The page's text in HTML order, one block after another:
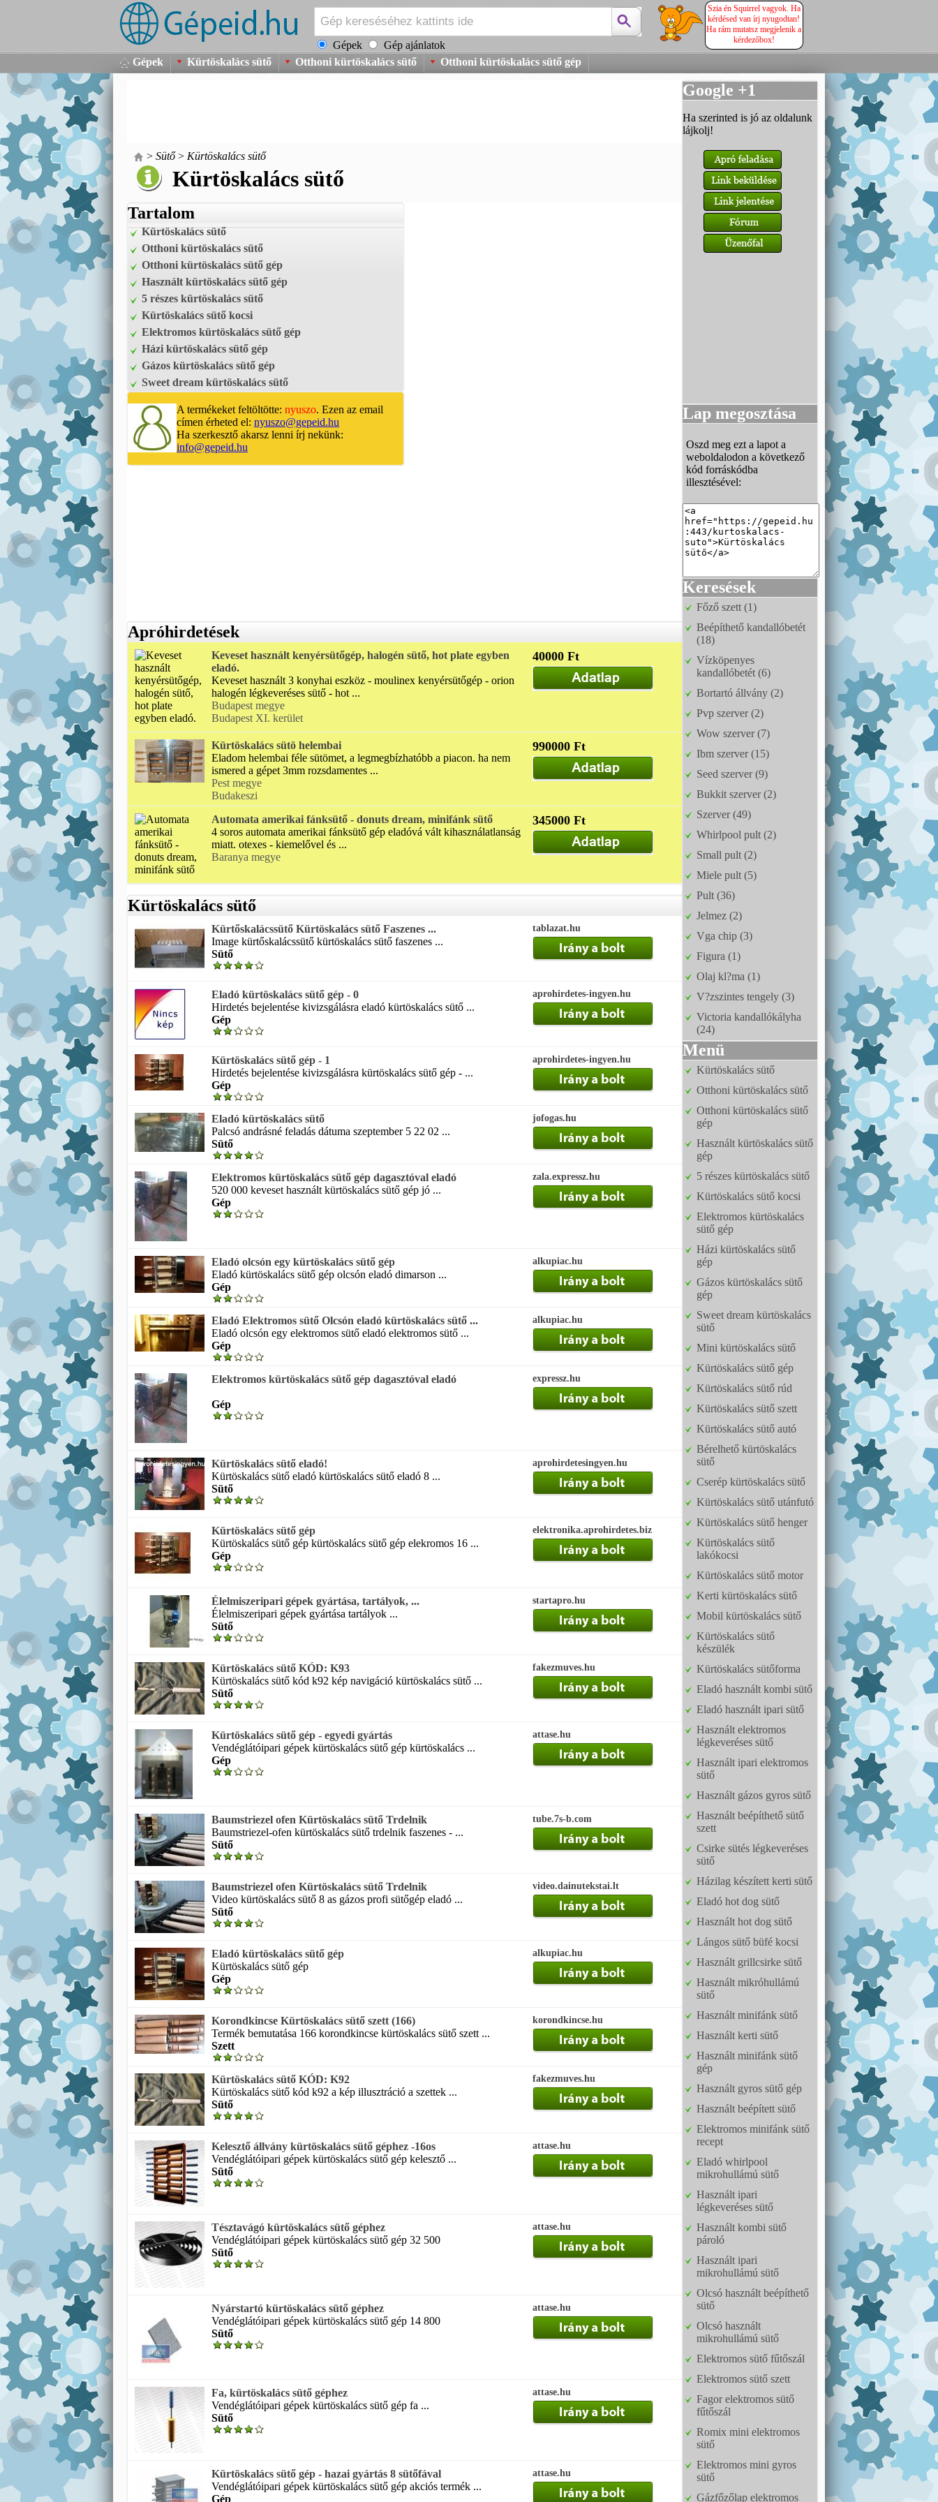
Gépek Gép ajánlatok
Szia én Squirrel vagyok. Ha
kérdésed van írj nyugodtan!
Ha rám mutatsz megjelenik a
kérdezőbox!
Gépek Kürtöskalács sütő Otthoni kürtöskalács sütő Otthoni kürtöskalács sütő gép
> Sütő> Kürtöskalács sütő
Kürtöskalács sütő
Tartalom
Kürtöskalács sütő
Otthoni kürtöskalács sütő
Otthoni kürtöskalács sütő gép
Használt kürtöskalács sütő gép
5 részes kürtöskalács sütő
Kürtöskalács sütő kocsi
Elektromos kürtöskalács sütő gép
Házi kürtöskalács sütő gép
Gázos kürtöskalács sütő gép
Sweet dream kürtöskalács sütő
A termékeket feltöltötte: nyuszo. Ezen az email
címen érheted el: nyuszo@gepeid.hu
Ha szerkesztő akarsz lenni írj nekünk:
info@gepeid.hu
Apróhirdetések
Keveset használt kenyérsütőgép, halogén sütő, hot plate egyben
eladó.
Keveset használt 3 konyhai eszköz - moulinex kenyérsütőgép - orion
halogén légkeveréses sütő - hot ...
Budapest megye
Budapest XI. kerület
40000 Ft
Kürtöskalács sütö helembai
Eladom helembai féle sütömet, a legmegbízhatóbb a piacon. ha nem
ismered a gépet 3mm rozsdamentes ...
Pest megye
Budakeszi
990000 Ft
Automata amerikai fánksütő - donuts dream, minifánk sütő
4 soros automata amerikai fánksütő gép eladóvá vált kihasználatlanság
miatt. otexes - kiemelővel és ...
Baranya megye
345000 Ft
Kürtöskalács sütő
Kürtőskalácssütő Kürtöskalács sütő Faszenes ...
Image kürtőskalácssütő kürtöskalács sütő faszenes ...
Sütő
tablazat.hu
Eladó kürtöskalács sütő gép - 0
Hirdetés bejelentése kivizsgálásra eladó kürtöskalács sütő ...
Gép
aprohirdetes-ingyen.hu
Kürtöskalács sütő gép - 1
Hirdetés bejelentése kivizsgálásra kürtöskalács sütő gép - ...
Gép
aprohirdetes-ingyen.hu
Eladó kürtöskalács sütő
Palcsó andrásné feladás dátuma szeptember 5 22 02 ...
Sütő
jofogas.hu
Elektromos kürtöskalács sütő gép dagasztóval eladó
520 000 keveset használt kürtöskalács sütő gép jó ...
Gép
zala.expressz.hu
Eladó olcsón egy kürtöskalács sütő gép
Eladó kürtöskalács sütő gép olcsón eladó dimarson ...
Gép
alkupiac.hu
Eladó Elektromos sütő Olcsón eladó kürtöskalács sütő ...
Eladó olcsón egy elektromos sütő eladó elektromos sütő ...
Gép
alkupiac.hu
Elektromos kürtöskalács sütő gép dagasztóval eladó
Gép
expressz.hu
Kürtöskalács sütő eladó!
Kürtöskalács sütő eladó kürtöskalács sütő eladó 8 ...
Sütő
aprohirdetesingyen.hu
Kürtöskalács sütő gép
Kürtöskalács sütő gép kürtöskalács sütő gép elekromos 16 ...
Gép
elektronika.aprohirdetes.biz
Élelmiszeripari gépek gyártása, tartályok, ...
Élelmiszeripari gépek gyártása tartályok ...
Sütő
startapro.hu
Kürtöskalács sütő KÓD: K93
Kürtöskalács sütő kód k92 kép navigáció kürtöskalács sütő ...
Sütő
fakezmuves.hu
Kürtöskalács sütő gép - egyedi gyártás
Vendéglátóipari gépek kürtöskalács sütő gép kürtöskalács ...
Gép
attase.hu
Baumstriezel ofen Kürtöskalács sütő Trdelnik
Baumstriezel-ofen kürtöskalács sütő trdelnik faszenes - ...
Sütő
tube.7s-b.com
Baumstriezel ofen Kürtöskalács sütő Trdelnik
Video kürtöskalács sütő 8 as gázos profi sütőgép eladó ...
Sütő
video.dainutekstai.lt
Eladó kürtöskalács sütő gép
Kürtöskalács sütő gép
Gép
alkupiac.hu
Korondkincse Kürtöskalács sütő szett (166)
Termék bemutatása 166 korondkincse kürtöskalács sütő szett ...
Szett
korondkincse.hu
Kürtöskalács sütő KÓD: K92
Kürtöskalács sütő kód k92 a kép illusztráció a szettek ...
Sütő
fakezmuves.hu
Kelesztő állvány kürtöskalács sütő géphez -16os
Vendéglátóipari gépek kürtöskalács sütő gép kelesztő ...
Sütő
attase.hu
Tésztavágó kürtöskalács sütő géphez
Vendéglátóipari gépek kürtöskalács sütő gép 32 500
Sütő
attase.hu
Nyárstartó kürtöskalács sütő géphez
Vendéglátóipari gépek kürtöskalács sütő gép 14 800
Sütő
attase.hu
Fa, kürtöskalács sütő géphez
Vendéglátóipari gépek kürtöskalács sütő gép fa ...
Sütő
attase.hu
Kürtöskalács sütő gép - hazai gyártás 8 sütőfával
Vendéglátóipari gépek kürtöskalács sütő gép akciós termék ...
Gép
attase.hu
Google +1
Ha szerinted is jó az oldalunk
lájkolj!
Lap megosztása
Oszd meg ezt a lapot a
weboldalodon a következő
kód forráskódba
illesztésével:
Keresések
Főző szett (1)
Beépíthető kandallóbetét
(18)
Vízköpenyes
kandallóbetét (6)
Bortartó állvány (2)
Pvp szerver (2)
Wow szerver (7)
Ibm szerver (15)
Seed szerver (9)
Bukkit szerver (2)
Szerver (49)
Whirlpool pult (2)
Small pult (2)
Miele pult (5)
Pult (36)
Jelmez (2)
Vga chip (3)
Figura (1)
Olaj kl?ma (1)
V?zszintes tengely (3)
Victoria kandallókályha
(24)
Menü
Kürtöskalács sütő
Otthoni kürtöskalács sütő
Otthoni kürtöskalács sütő
gép
Használt kürtöskalács sütő
gép
5 részes kürtöskalács sütő
Kürtöskalács sütő kocsi
Elektromos kürtöskalács
sütő gép
Házi kürtöskalács sütő
gép
Gázos kürtöskalács sütő
gép
Sweet dream kürtöskalács
sütő
Mini kürtöskalács sütő
Kürtöskalács sütő gép
Kürtöskalács sütő rúd
Kürtöskalács sütő szett
Kürtöskalács sütő autó
Bérelhető kürtöskalács
sütő
Cserép kürtöskalács sütő
Kürtöskalács sütő utánfutó
Kürtöskalács sütő henger
Kürtöskalács sütő
lakókocsi
Kürtöskalács sütő motor
Kerti kürtöskalács sütő
Mobil kürtöskalács sütő
Kürtöskalács sütő
készülék
Kürtöskalács sütőforma
Eladó használt kombi sütő
Eladó használt ipari sütő
Használt elektromos
légkeveréses sütő
Használt ipari elektromos
sütő
Használt gázos gyros sütő
Használt beépíthető sütő
szett
Csirke sütés légkeveréses
sütő
Házilag készített kerti sütő
Eladó hot dog sütő
Használt hot dog sütő
Lángos sütő büfé kocsi
Használt grillcsirke sütő
Használt mikróhullámú
sütő
Használt minifánk sütő
Használt kerti sütő
Használt minifánk sütő
gép
Használt gyros sütő gép
Használt beépített sütő
Elektromos minifánk sütő
recept
Eladó whirlpool
mikrohullámú sütő
Használt ipari
légkeveréses sütő
Használt kombi sütő
pároló
Használt ipari
mikrohullámú sütő
Olcsó használt beépíthető
sütő
Olcsó használt
mikrohullámú sütő
Elektromos sütő fűtőszál
Elektromos sütő szett
Fagor elektromos sütő
fűtőszál
Romix mini elektromos
sütő
Elektromos mini gyros
sütő
Gázfőzőlap elektromos